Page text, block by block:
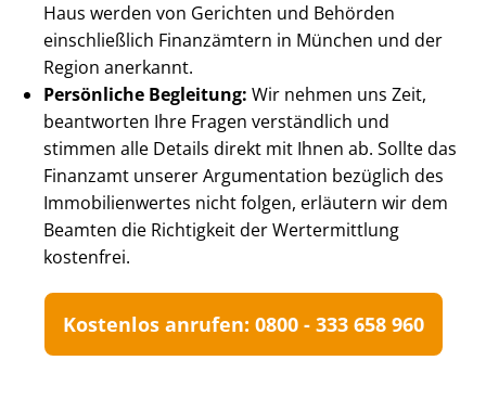
Haus werden von Gerichten und Behörden
einschließlich Finanzämtern in München und der
Region anerkannt.
Persönliche Begleitung: Wir nehmen uns Zeit,
beantworten Ihre Fragen verständlich und
stimmen alle Details direkt mit Ihnen ab. Sollte das
Finanzamt unserer Argumentation bezüglich des
Im­mo­bi­li­en­wer­tes nicht folgen, erläutern wir dem
Beamten die Richtigkeit der Wertermittlung
kostenfrei.
Kostenlos anrufen: 0800 - 333 658 960